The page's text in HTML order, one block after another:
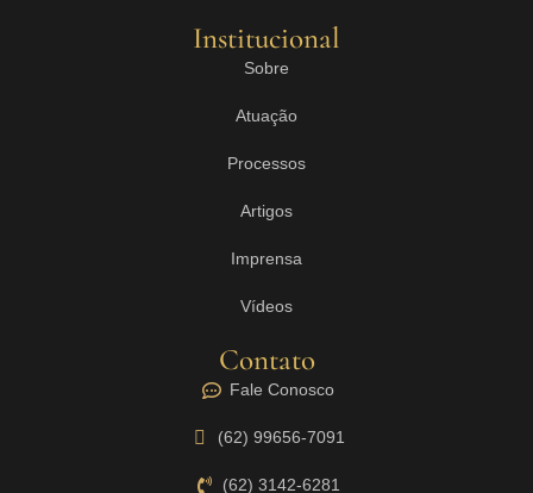
Institucional
Sobre
Atuação
Processos
Artigos
Imprensa
Vídeos
Contato
Fale Conosco
(62) 99656-7091
(62) 3142-6281